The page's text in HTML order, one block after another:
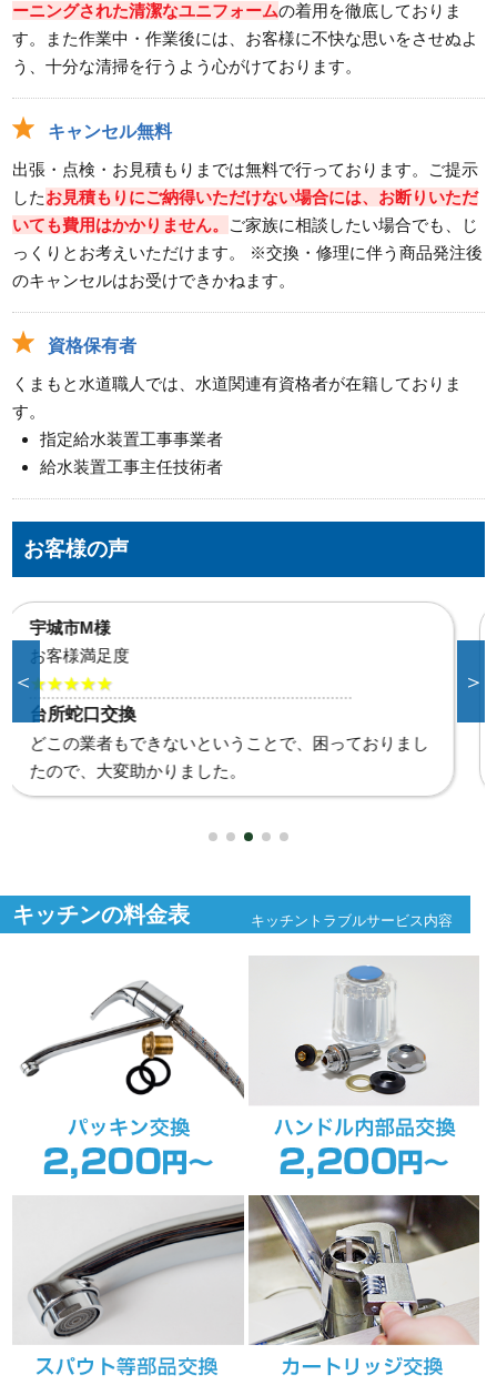
ーニングされた清潔なユニフォームの着用を徹底しておりま
す。また作業中・作業後には、お客様に不快な思いをさせぬよ
う、十分な清掃を行うよう心がけております。
キャンセル無料
出張・点検・お見積もりまでは無料で行っております。ご提示
したお見積もりにご納得いただけない場合には、お断りいただ
いても費用はかかりません。
ご家族に相談したい場合でも、じ
っくりとお考えいただけます。 ※交換・修理に伴う商品発注後
のキャンセルはお受けできかねます。
資格保有者
くまもと水道職人では、水道関連有資格者が在籍しておりま
す。
指定給水装置工事事業者
給水装置工事主任技術者
お客様の声
合志市K様
お客様満足度
★★★★★
給湯器水漏れ
直ぐに対応していただき助かりました。また何かあれ
ばお願いいたします。
＜ ＞
キッチンの料金表 キッチントラブルサービス内容